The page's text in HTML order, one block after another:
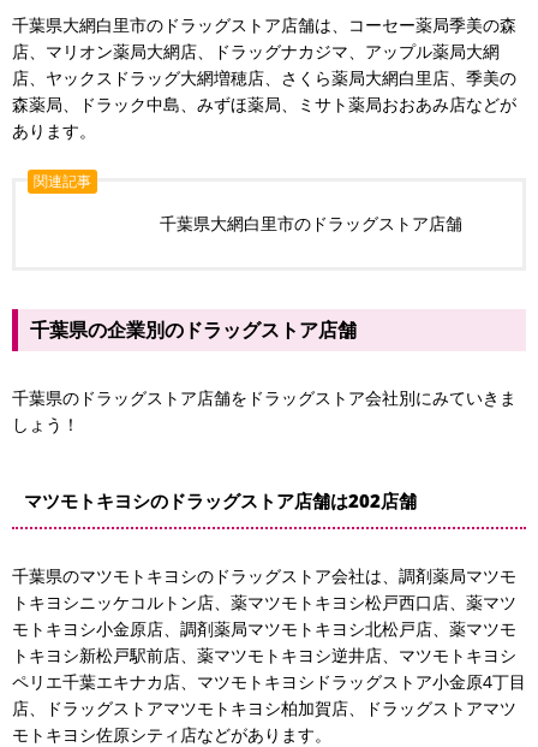
千葉県大網白里市のドラッグストア店舗は、コーセー薬局季美の森
店、マリオン薬局大網店、ドラッグナカジマ、アップル薬局大網
店、ヤックスドラッグ大網増穂店、さくら薬局大網白里店、季美の
森薬局、ドラック中島、みずほ薬局、ミサト薬局おおあみ店などが
あります。
関連記事
千葉県大網白里市のドラッグストア店舗
千葉県の企業別のドラッグストア店舗
千葉県のドラッグストア店舗をドラッグストア会社別にみていきま
しょう！
マツモトキヨシのドラッグストア店舗は202店舗
千葉県のマツモトキヨシのドラッグストア会社は、調剤薬局マツモ
トキヨシニッケコルトン店、薬マツモトキヨシ松戸西口店、薬マツ
モトキヨシ小金原店、調剤薬局マツモトキヨシ北松戸店、薬マツモ
トキヨシ新松戸駅前店、薬マツモトキヨシ逆井店、マツモトキヨシ
ペリエ千葉エキナカ店、マツモトキヨシドラッグストア小金原4丁目
店、ドラッグストアマツモトキヨシ柏加賀店、ドラッグストアマツ
モトキヨシ佐原シティ店などがあります。